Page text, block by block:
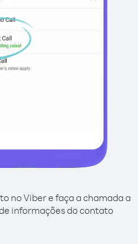
no Viber e faça a chamada a
informações do contato